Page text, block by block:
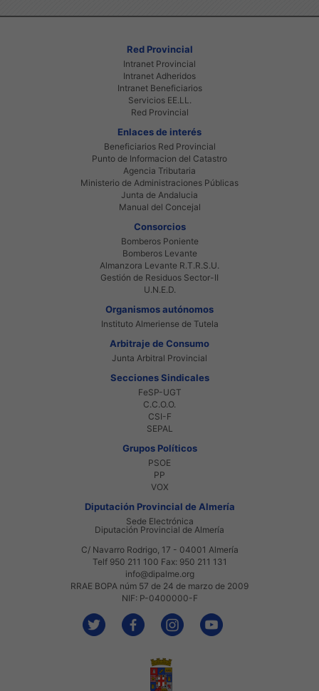
Red Provincial
Intranet Provincial
Intranet Adheridos
Intranet Beneficiarios
Servicios EE.LL.
Red Provincial
Enlaces de interés
Beneficiarios Red Provincial
Punto de Informacion del Catastro
Agencia Tributaria
Ministerio de Administraciones Públicas
Junta de Andalucia
Manual del Concejal
Consorcios
Bomberos Poniente
Bomberos Levante
Almanzora Levante R.T.R.S.U.
Gestión de Residuos Sector-II
U.N.E.D.
Organismos autónomos
Instituto Almeriense de Tutela
Arbitraje de Consumo
Junta Arbitral Provincial
Secciones Sindicales
FeSP-UGT
C.C.O.O.
CSI-F
SEPAL
Grupos Políticos
PSOE
PP
VOX
Diputación Provincial de Almería
Sede Electrónica
Diputación Provincial de Almería
C/ Navarro Rodrigo, 17 - 04001 Almería
Telf 950 211 100 Fax: 950 211 131
info@dipalme.org
RRAE BOPA núm 57 de 24 de marzo de 2009
NIF: P-0400000-F